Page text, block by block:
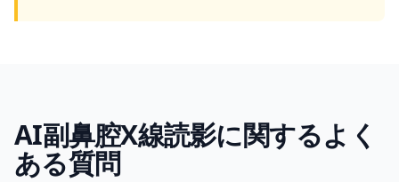
AI副鼻腔X線読影に関するよく
ある質問